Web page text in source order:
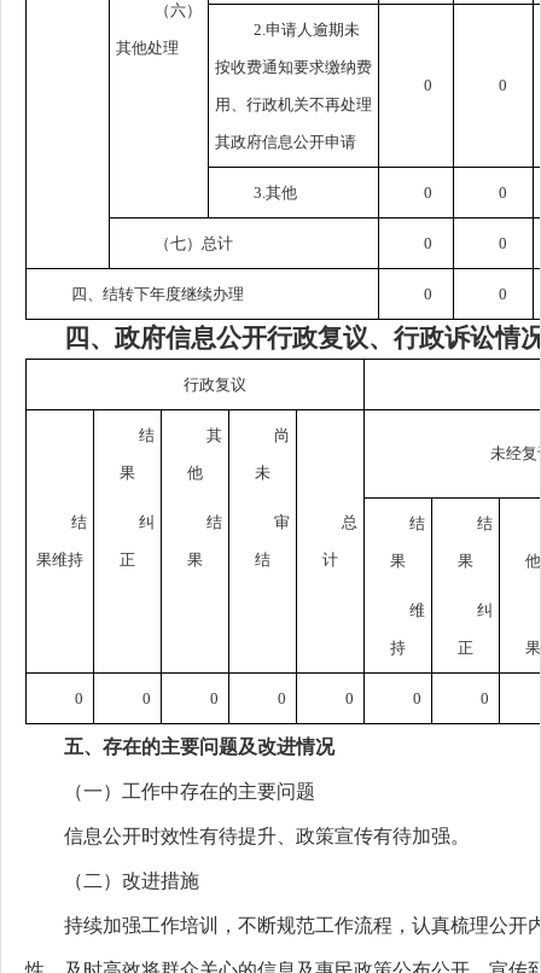
（六）
其他处理
2.申请人逾期未
按收费通知要求缴纳费
用、行政机关不再处理
其政府信息公开申请
0 0
3.其他 0 0
（七）总计 0 0
四、结转下年度继续办理 0 0
四、 政府信息公开行政复议、行政诉讼情
行政复议
结
果维持
结
果
其
他
尚
未
总
计
未经复
纠
正
结
果
审
结
结
果
结
果 他
维
持
纠
正 果
0 0 0 0 0 0 0
五、存在的主要问题及改进情况
（一）工作中存在的主要问题
信息公开时效性有待提升、政策宣传有待加强。
（二）改进措施
持续加强工作培训，不断规范工作流程，认真梳理公开